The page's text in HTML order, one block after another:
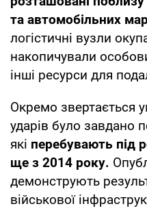
та автомобільних
логістичні вузли
накопичували
інші ресурси для
Окремо звертається
ударів було завдано
які перебувають під
ще з 2014 року.
демонструють
військової